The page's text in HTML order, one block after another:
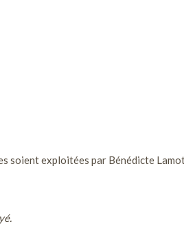
soient exploitées par Bénédicte